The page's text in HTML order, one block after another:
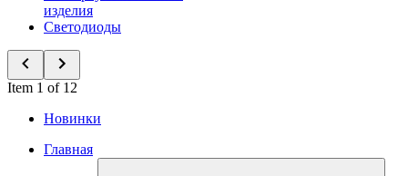
изделия
Светодиоды
Item 1 of 12
Новинки
Главная